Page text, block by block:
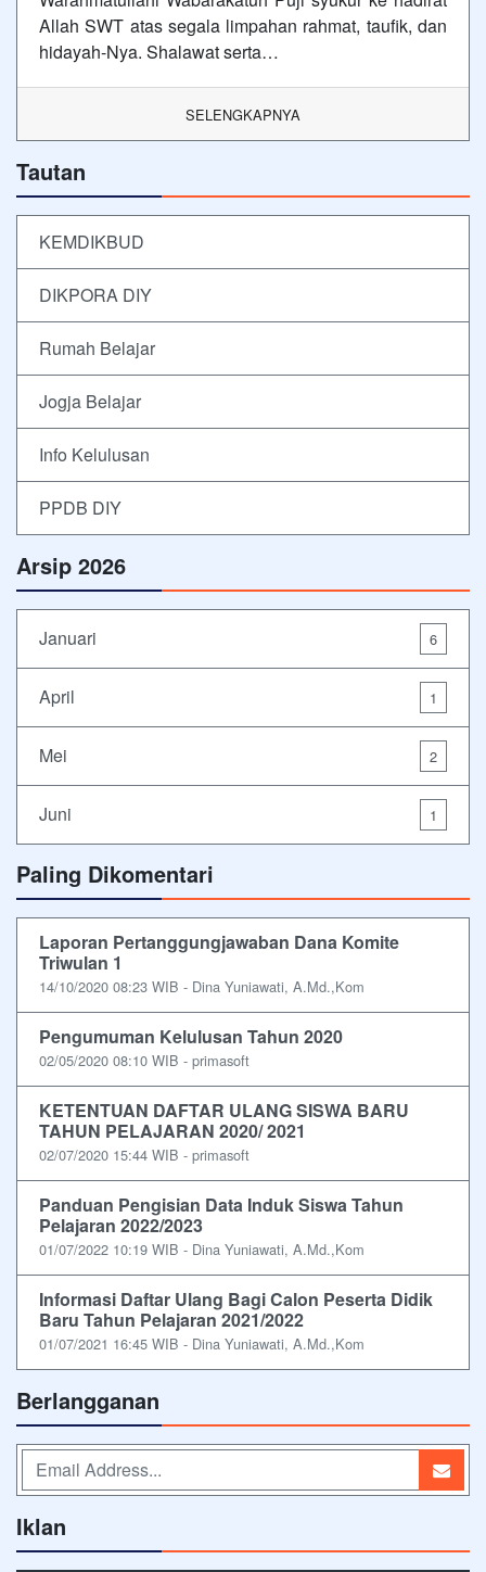
Allah SWT atas segala limpahan rahmat, taufik, dan
hidayah-Nya. Shalawat serta…
SELENGKAPNYA
Tautan
KEMDIKBUD
DIKPORA DIY
Rumah Belajar
Jogja Belajar
Info Kelulusan
PPDB DIY
Arsip 2026
Januari 6
April 1
Mei 2
Juni 1
Paling Dikomentari
Laporan Pertanggungjawaban Dana Komite
Triwulan 1
14/10/2020 08:23 WIB - Dina Yuniawati, A.Md.,Kom
Pengumuman Kelulusan Tahun 2020
02/05/2020 08:10 WIB - primasoft
KETENTUAN DAFTAR ULANG SISWA BARU
TAHUN PELAJARAN 2020/ 2021
02/07/2020 15:44 WIB - primasoft
Panduan Pengisian Data Induk Siswa Tahun
Pelajaran 2022/2023
01/07/2022 10:19 WIB - Dina Yuniawati, A.Md.,Kom
Informasi Daftar Ulang Bagi Calon Peserta Didik
Baru Tahun Pelajaran 2021/2022
01/07/2021 16:45 WIB - Dina Yuniawati, A.Md.,Kom
Berlangganan
Iklan